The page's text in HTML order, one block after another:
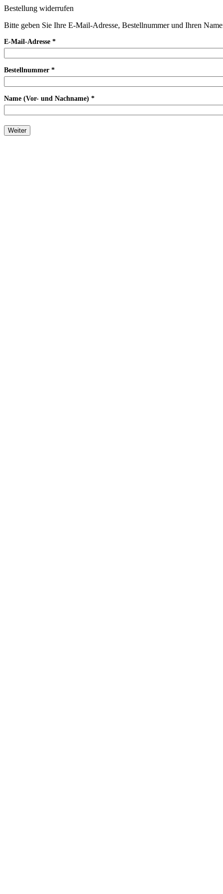
Bestellung widerrufen
Bitte geben Sie Ihre E-Mail-Adresse, Bestellnummer und Ihren
E-Mail-Adresse *
Bestellnummer *
Name (Vor- und Nachname) *
Weiter